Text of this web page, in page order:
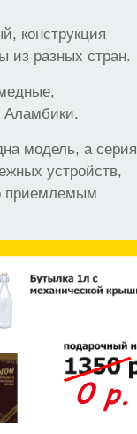
конструкция
из разных стран.
Аламбики.
модель, а серия
устройств,
приемлемым